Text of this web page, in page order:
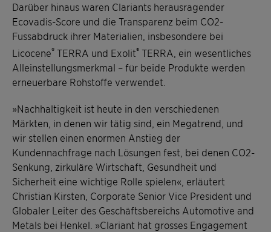
Darüber hinaus waren Clariants herausragender
Ecovadis-Score und die Transparenz beim CO2-
Fussabdruck ihrer Materialien, insbesondere bei
Licocene® TERRA und Exolit® TERRA, ein wesentliches
Alleinstellungsmerkmal – für beide Produkte werden
erneuerbare Rohstoffe verwendet.
»Nachhaltigkeit ist heute in den verschiedenen
Märkten, in denen wir tätig sind, ein Megatrend, und
wir stellen einen enormen Anstieg der
Kundennachfrage nach Lösungen fest, bei denen CO2-
Senkung, zirkuläre Wirtschaft, Gesundheit und
Sicherheit eine wichtige Rolle spielen«, erläutert
Christian Kirsten, Corporate Senior Vice President und
Globaler Leiter des Geschäftsbereichs Automotive and
Metals bei Henkel. »Clariant hat grosses Engagement